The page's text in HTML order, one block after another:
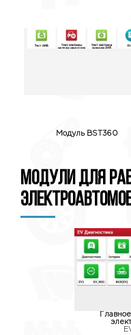
Модуль BST360
Модули для